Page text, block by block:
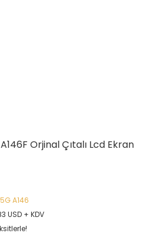
Orjinal Çıtalı Lcd Ekran
A146
USD + KDV